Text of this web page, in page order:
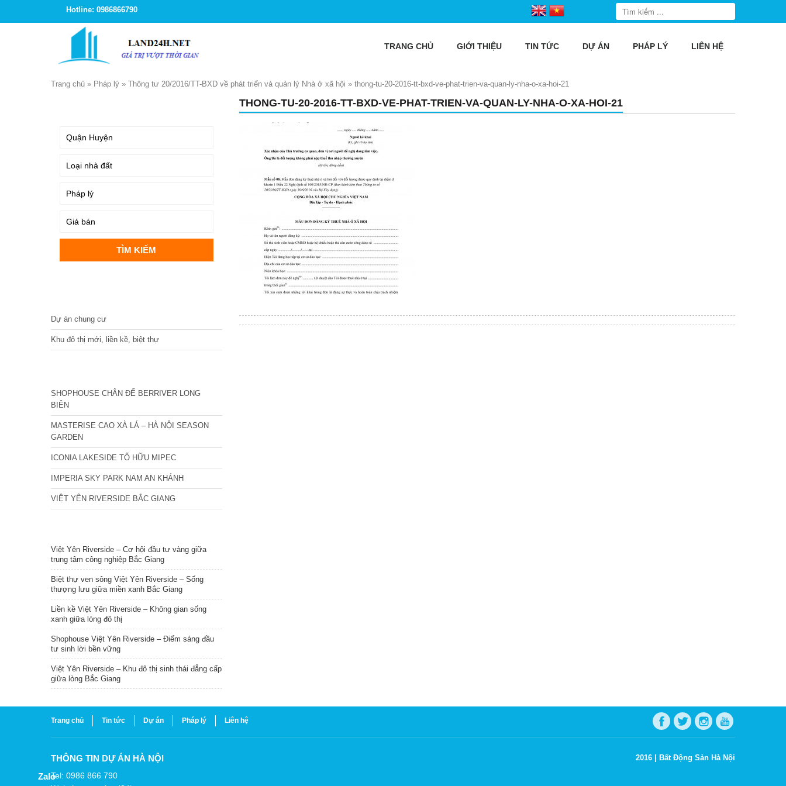
Hotline: 0986866790
TRANG CHỦ GIỚI THIỆU TIN TỨC DỰ ÁN PHÁP LÝ LIÊN HỆ
Trang chủ » Pháp lý » Thông tư 20/2016/TT-BXD về phát triển và quản lý Nhà ở xã hội » thong-tu-20-2016-tt-bxd-ve-phat-trien-va-quan-ly-nha-o-xa-hoi-21
THONG-TU-20-2016-TT-BXD-VE-PHAT-TRIEN-VA-QUAN-LY-NHA-O-XA-HOI-21
Dự án chung cư
Khu đô thị mới, liền kề, biệt thự
SHOPHOUSE CHÂN ĐẾ BERRIVER LONG
BIÊN
MASTERISE CAO XÀ LÁ – HÀ NỘI SEASON
GARDEN
ICONIA LAKESIDE TỐ HỮU MIPEC
IMPERIA SKY PARK NAM AN KHÁNH
VIỆT YÊN RIVERSIDE BẮC GIANG
Việt Yên Riverside – Cơ hội đầu tư vàng giữa
trung tâm công nghiệp Bắc Giang
Biệt thự ven sông Việt Yên Riverside – Sống
thượng lưu giữa miền xanh Bắc Giang
Liền kề Việt Yên Riverside – Không gian sống
xanh giữa lòng đô thị
Shophouse Việt Yên Riverside – Điểm sáng đầu
tư sinh lời bền vững
Việt Yên Riverside – Khu đô thị sinh thái đẳng cấp
giữa lòng Bắc Giang
Trang chủ Tin tức Dự án Pháp lý Liên hệ
THÔNG TIN DỰ ÁN HÀ NỘI
Tel: 0986 866 790
2016 | Bất Động Sản Hà Nội
Zalo